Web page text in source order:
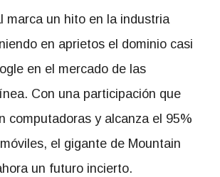
marca un hito en la industria
en aprietos el dominio casi
en el mercado de las
Con una participación que
computadoras y alcanza el 95%
el gigante de Mountain
un futuro incierto.